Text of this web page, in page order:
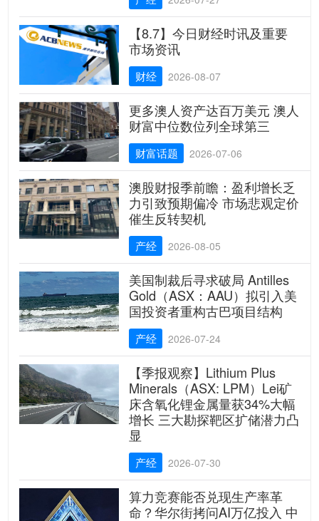
【8.7】今日财经时讯及重要
市场资讯
财经 2026-08-07
更多澳人资产达百万美元 澳人
财富中位数位列全球第三
财富话题 2026-07-06
澳股财报季前瞻：盈利增长乏
力引致预期偏冷 市场悲观定价
催生反转契机
产经 2026-08-05
美国制裁后寻求破局 Antilles
Gold（ASX：AAU）拟引入美
国投资者重构古巴项目结构
产经 2026-07-24
【季报观察】Lithium Plus
Minerals（ASX: LPM）Lei矿
床含氧化锂金属量获34%大幅
增长 三大勘探靶区扩储潜力凸
显
产经 2026-07-30
算力竞赛能否兑现生产率革
命？华尔街拷问AI万亿投入 中